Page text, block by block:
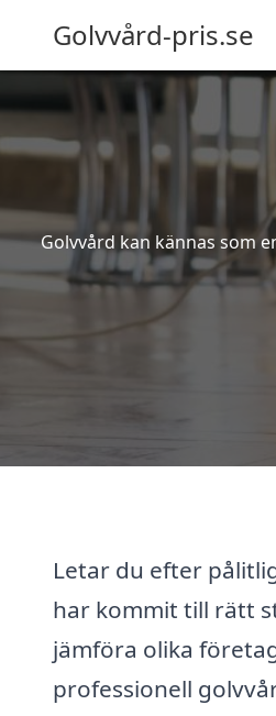
Golvvård-pris.se
Golvvård kan kännas som
Letar du efter
har kommit till rätt
jämföra olika
professionell